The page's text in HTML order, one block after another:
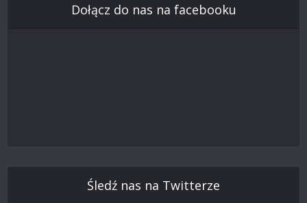
Dołącz do nas na facebooku
Śledź nas na Twitterze